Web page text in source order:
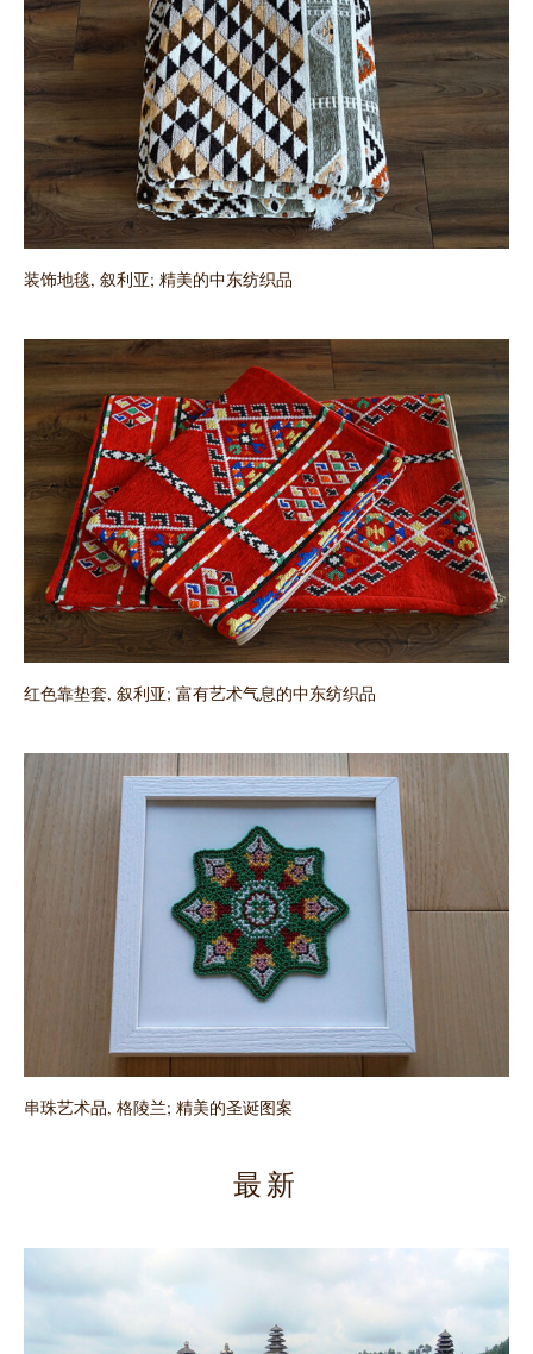
装饰地毯, 叙利亚; 精美的中东纺织品
红色靠垫套, 叙利亚; 富有艺术气息的中东纺织品
串珠艺术品, 格陵兰; 精美的圣诞图案
最新